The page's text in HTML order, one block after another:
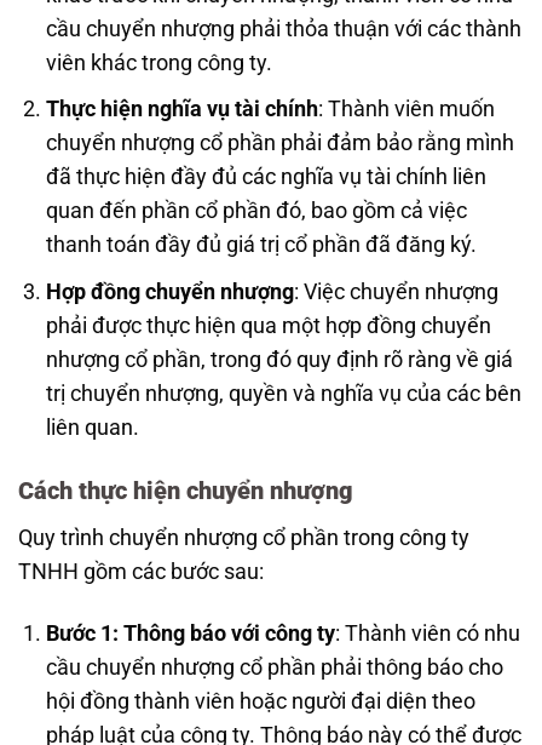
cầu chuyển nhượng phải thỏa thuận với các thành
viên khác trong công ty.
Thực hiện nghĩa vụ tài chính: Thành viên muốn
chuyển nhượng cổ phần phải đảm bảo rằng mình
đã thực hiện đầy đủ các nghĩa vụ tài chính liên
quan đến phần cổ phần đó, bao gồm cả việc
thanh toán đầy đủ giá trị cổ phần đã đăng ký.
Hợp đồng chuyển nhượng: Việc chuyển nhượng
phải được thực hiện qua một hợp đồng chuyển
nhượng cổ phần, trong đó quy định rõ ràng về giá
trị chuyển nhượng, quyền và nghĩa vụ của các bên
liên quan.
Cách thực hiện chuyển nhượng
Quy trình chuyển nhượng cổ phần trong công ty
TNHH gồm các bước sau:
Bước 1: Thông báo với công ty: Thành viên có nhu
cầu chuyển nhượng cổ phần phải thông báo cho
hội đồng thành viên hoặc người đại diện theo
pháp luật của công ty. Thông báo này có thể được